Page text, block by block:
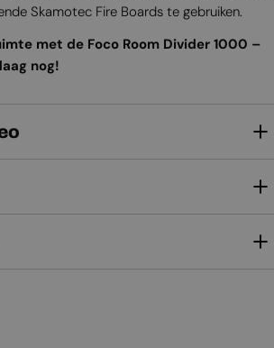
Skamotec Fire Boards te gebruiken.
met de Foco Room Divider 1000 –
nog!